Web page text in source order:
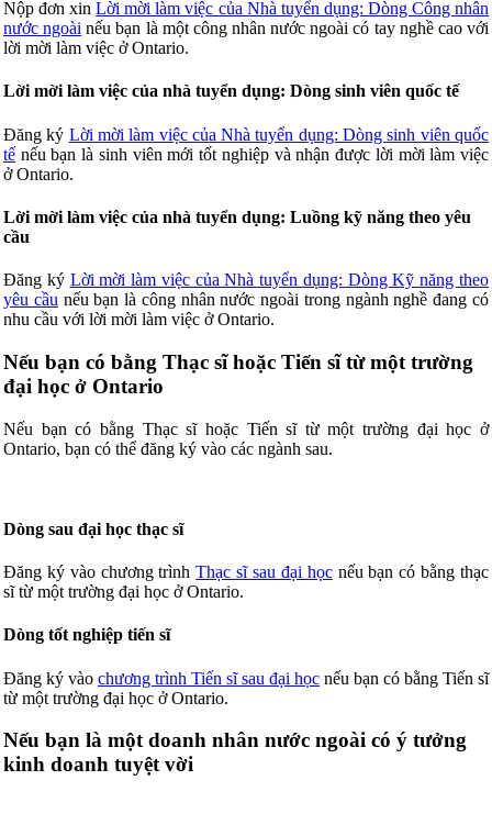
Nộp đơn xinLời mời làm việc của Nhà tuyển dụng: Dòng Công nhân
nước ngoài nếu bạn là một công nhân nước ngoài có tay nghề cao với
lời mời làm việc ở Ontario.
Lời mời làm việc của nhà tuyển dụng: Dòng sinh viên quốc tế
Đăng ký Lời mời làm việc của Nhà tuyển dụng: Dòng sinh viên quốc
tế nếu bạn là sinh viên mới tốt nghiệp và nhận được lời mời làm việc
ở Ontario.
Lời mời làm việc của nhà tuyển dụng: Luồng kỹ năng theo yêu
cầu
Đăng ký Lời mời làm việc của Nhà tuyển dụng: Dòng Kỹ năng theo
yêu cầu nếu bạn là công nhân nước ngoài trong ngành nghề đang có
nhu cầu với lời mời làm việc ở Ontario.
Nếu bạn có bằng Thạc sĩ hoặc Tiến sĩ từ một trường
đại học ở Ontario
Nếu bạn có bằng Thạc sĩ hoặc Tiến sĩ từ một trường đại học ở
Ontario, bạn có thể đăng ký vào các ngành sau.
Dòng sau đại học thạc sĩ
Đăng ký vào chương trìnhThạc sĩ sau đại họcnếu bạn có bằng thạc
sĩ từ một trường đại học ở Ontario.
Dòng tốt nghiệp tiến sĩ
Đăng ký vào chương trình Tiến sĩ sau đại học nếu bạn có bằng Tiến sĩ
từ một trường đại học ở Ontario.
Nếu bạn là một doanh nhân nước ngoài có ý tưởng
kinh doanh tuyệt vời